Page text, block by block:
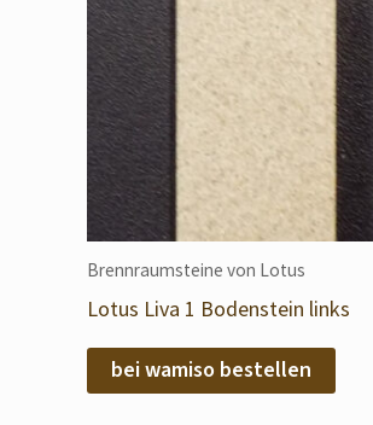
Brennraumsteine von Lotus
Lotus Liva 1 Bodenstein links
bei wamiso bestellen